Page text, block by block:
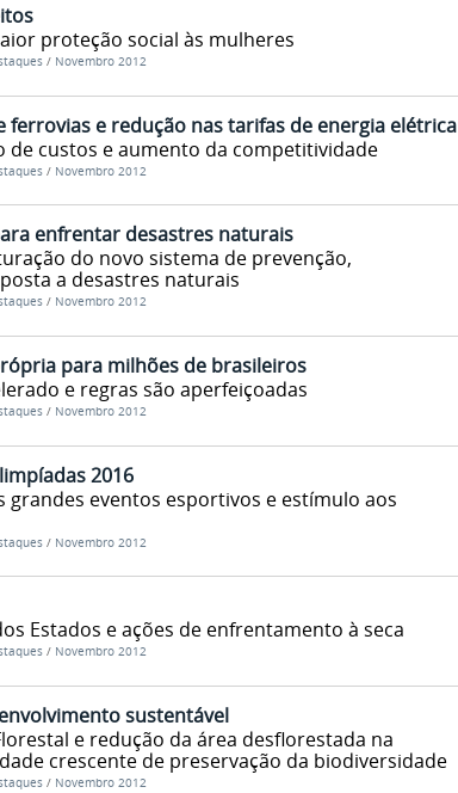
proteção social às mulheres
/ Novembro 2012
ferrovias e redução nas tarifas de energia elétrica
de custos e aumento da competitividade
/ Novembro 2012
enfrentar desastres naturais
do novo sistema de prevenção,
a desastres naturais
/ Novembro 2012
para milhões de brasileiros
e regras são aperfeiçoadas
/ Novembro 2012
2016
grandes eventos esportivos e estímulo aos
/ Novembro 2012
Estados e ações de enfrentamento à seca
/ Novembro 2012
sustentável
e redução da área desflorestada na
crescente de preservação da biodiversidade
/ Novembro 2012